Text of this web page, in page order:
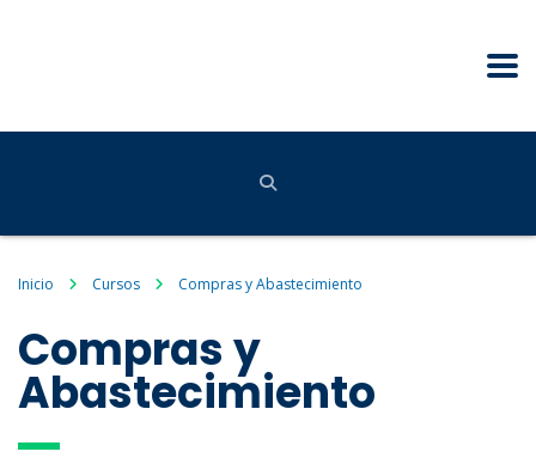
Inicio Cursos Compras y Abastecimiento
Compras y
Abastecimiento